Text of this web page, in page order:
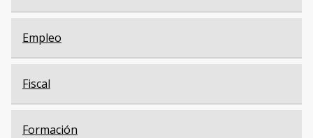
Empleo
Fiscal
Formación